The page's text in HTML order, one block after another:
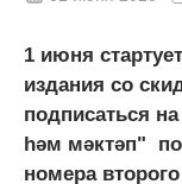
1 июня
издания со
подписаться
һәм мәктәп"
номера